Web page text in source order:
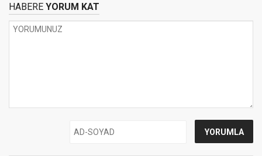
HABERE YORUM KAT